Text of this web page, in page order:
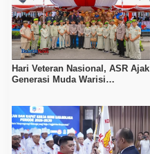
Hari Veteran Nasional, ASR Ajak
Generasi Muda Warisi